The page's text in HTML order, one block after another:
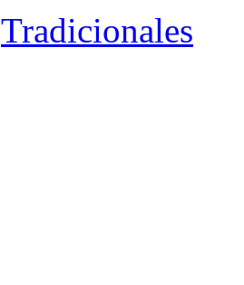
Tradicionales